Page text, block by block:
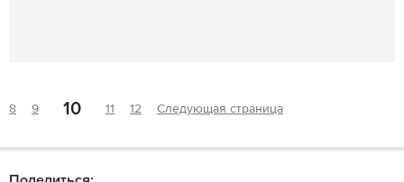
8 9 10 11 12 Следующая страница